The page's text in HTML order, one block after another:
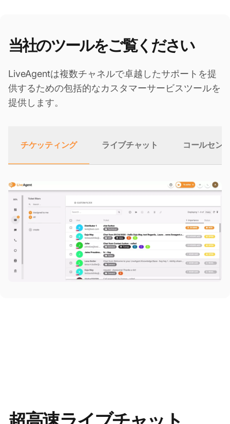
当社のツールをご覧ください
LiveAgentは複数チャネルで卓越したサポートを提
供するための包括的なカスタマーサービスツールを
提供します。
チケッティング ライブチャット コールセン